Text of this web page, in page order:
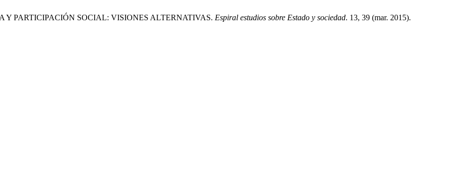
Y PARTICIPACIÓN SOCIAL: VISIONES ALTERNATIVAS. Espiral estudios sobre Estado y sociedad. 13, 39 (mar. 2015).